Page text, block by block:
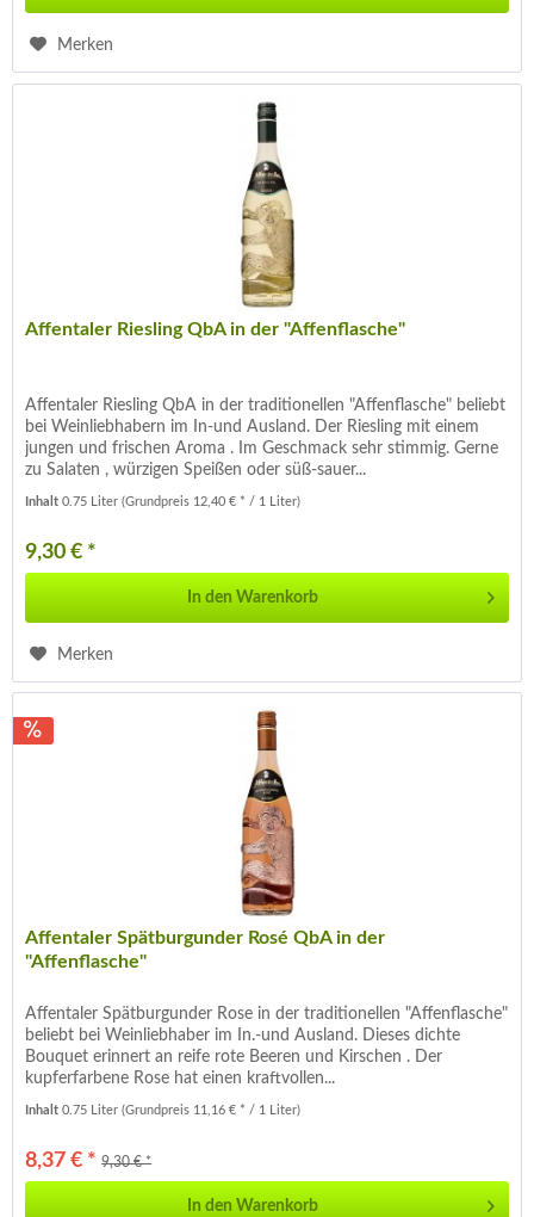
Merken
Affentaler Riesling QbA in der "Affenflasche"
Affentaler Riesling QbA in der traditionellen "Affenflasche" beliebt
bei Weinliebhabern im In-und Ausland. Der Riesling mit einem
jungen und frischen Aroma . Im Geschmack sehr stimmig. Gerne
zu Salaten , würzigen Speißen oder süß-sauer...
Inhalt0.75 Liter(Grundpreis 12,40 € * / 1 Liter)
9,30 € *
In den Warenkorb
Merken
Affentaler Spätburgunder Rosé QbA in der
"Affenflasche"
Affentaler Spätburgunder Rose in der traditionellen "Affenflasche"
beliebt bei Weinliebhaber im In.-und Ausland. Dieses dichte
Bouquet erinnert an reife rote Beeren und Kirschen . Der
kupferfarbene Rose hat einen kraftvollen...
Inhalt0.75 Liter(Grundpreis 11,16 € * / 1 Liter)
8,37 € * 9,30 € *
In den Warenkorb